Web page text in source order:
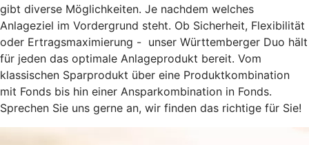
gibt diverse Möglichkeiten. Je nachdem welches
Anlageziel im Vordergrund steht. Ob Sicherheit, Flexibilität
oder Ertragsmaximierung - unser Württemberger Duo hält
für jeden das optimale Anlageprodukt bereit. Vom
klassischen Sparprodukt über eine Produktkombination
mit Fonds bis hin einer Ansparkombination in Fonds.
Sprechen Sie uns gerne an, wir finden das richtige für Sie!